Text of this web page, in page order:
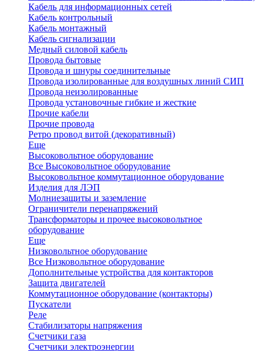
Кабель для информационных сетей
Кабель контрольный
Кабель монтажный
Кабель сигнализации
Медный силовой кабель
Провода бытовые
Провода и шнуры соединительные
Провода изолированные для воздушных линий СИП
Провода неизолированные
Провода установочные гибкие и жесткие
Прочие кабели
Прочие провода
Ретро провод витой (декоративный)
Еще
Высоковольтное оборудование
Все Высоковольтное оборудование
Высоковольтное коммутационное оборудование
Изделия для ЛЭП
Молниезащиты и заземление
Ограничители перенапряжений
Трансформаторы и прочее высоковольтное
оборудование
Еще
Низковольтное оборудование
Все Низковольтное оборудование
Дополнительные устройства для контакторов
Защита двигателей
Коммутационное оборудование (контакторы)
Пускатели
Реле
Стабилизаторы напряжения
Счетчики газа
Счетчики электроэнергии